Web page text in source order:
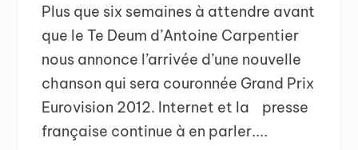
Plus que six semaines à attendre avant
que le Te Deum d’Antoine Carpentier
nous annonce l’arrivée d’une nouvelle
chanson qui sera couronnée Grand Prix
Eurovision 2012. Internet et la presse
française continue à en parler....